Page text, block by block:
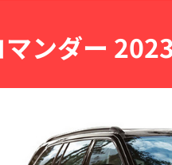
マンダー